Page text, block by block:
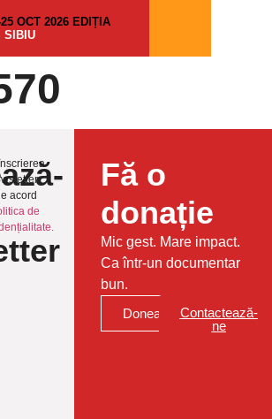
OCT 2026 EDIȚIA
SIBIU
acord
de
Fă o
donație
Mic gest. Mare impact.
Ca într-un documentar
bun.
Donează
Contactează-
ne